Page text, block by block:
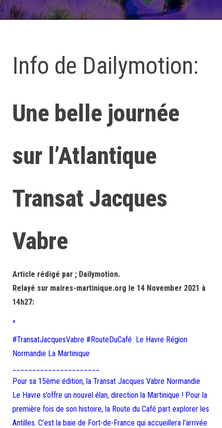
Info de Dailymotion:
Une belle journée
sur l’Atlantique
Transat Jacques
Vabre
Article rédigé par ; Dailymotion.
Relayé sur maires-martinique.org le 14 November 2021 à
14h27:
«
#TransatJacquesVabre #RouteDuCafé Le Havre Région
Normandie La Martinique
Pour sa 15ème édition, la Transat Jacques Vabre Normandie
Le Havre s’offre un nouvel élan, direction la Martinique ! Pour la
première fois de son histoire, la Route du Café part explorer les
Antilles. C’est la baie de Fort-de-France qui accueillera l’arrivée